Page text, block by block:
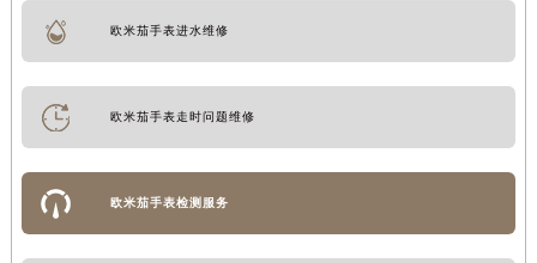
欧米茄手表进水维修
欧米茄手表走时问题维修
欧米茄手表检测服务